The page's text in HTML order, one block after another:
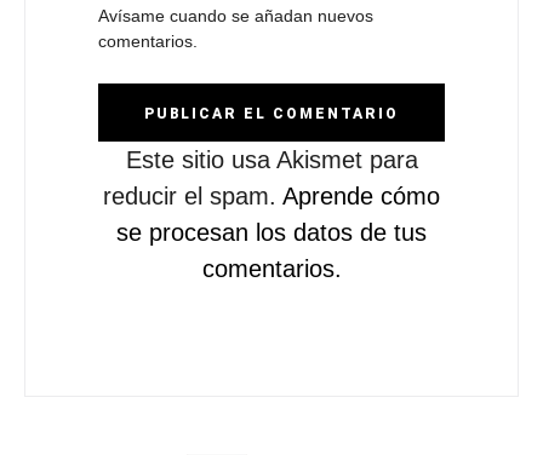
Avísame cuando se añadan nuevos
comentarios.
Este sitio usa Akismet para
reducir el spam. Aprende cómo
se procesan los datos de tus
comentarios.